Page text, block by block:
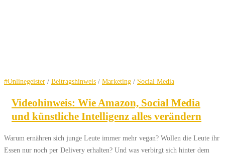
#Onlinegeister / Beitragshinweis / Marketing / Social Media
Videohinweis: Wie Amazon, Social Media
und künstliche Intelligenz alles verändern
Warum ernähren sich junge Leute immer mehr vegan? Wollen die Leute ihr
Essen nur noch per Delivery erhalten? Und was verbirgt sich hinter dem